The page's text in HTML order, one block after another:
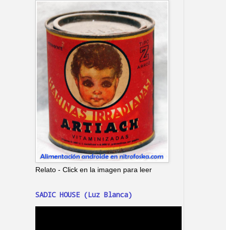
Relato - Click en la imagen para leer
SADIC HOUSE (Luz Blanca)